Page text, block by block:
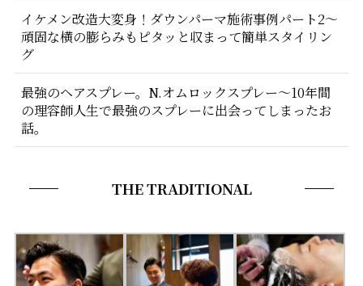
イケメン改造大変身！ダウンパーマ施術事例パート2〜
頑固な横の膨らみもピタッと収まって簡単スタイリン
グ
最強のヘアスプレー。N.オムロックスプレー〜10年間
の理容師人生で最強のスプレーに出会ってしまったお
話。
THE TRADITIONAL